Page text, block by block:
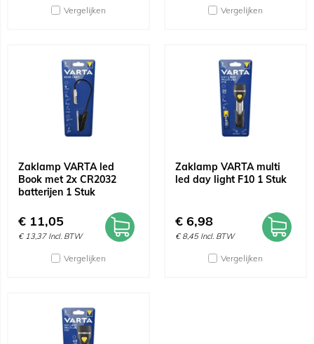
Vergelijken Vergelijken
Zaklamp VARTA led
Book met 2x CR2032
batterijen 1 Stuk
€ 11,05
€ 13,37 Incl. BTW
Vergelijken
Zaklamp VARTA multi
led day light F10 1 Stuk
€ 6,98
€ 8,45 Incl. BTW
Vergelijken